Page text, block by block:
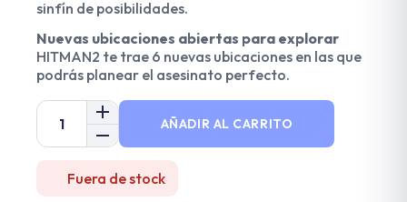
sinfín de posibilidades.
Nuevas ubicaciones abiertas para explorar
HITMAN2 te trae 6 nuevas ubicaciones en las que
podrás planear el asesinato perfecto.
AÑADIR AL CARRITO
Fuera de stock